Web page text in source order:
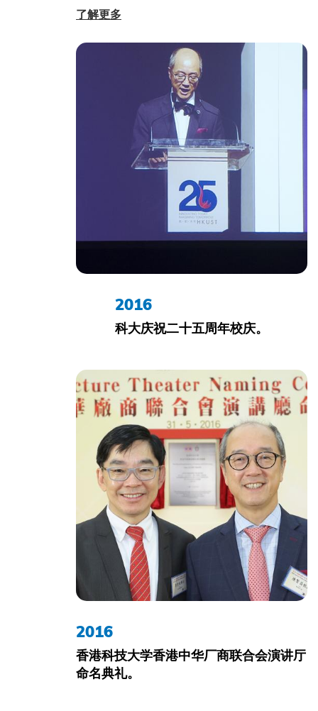
了解更多
2016
科大庆祝二十五周年校庆。
2016
香港科技大学香港中华厂商联合会演讲厅
命名典礼。